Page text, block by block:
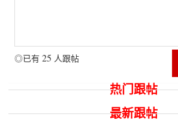
◎已有 25 人跟帖
热门跟帖
最新跟帖